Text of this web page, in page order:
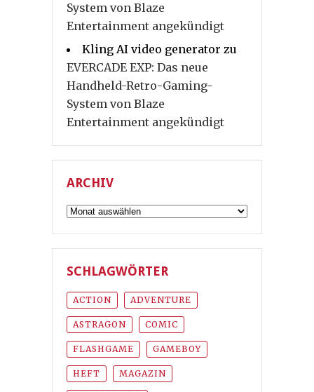
System von Blaze
Entertainment angekündigt
Kling AI video generator zu
EVERCADE EXP: Das neue
Handheld-Retro-Gaming-
System von Blaze
Entertainment angekündigt
ARCHIV
Archiv
SCHLAGWÖRTER
ACTION ADVENTURE
ASTRAGON COMIC
FLASHGAME GAMEBOY
HEFT MAGAZIN